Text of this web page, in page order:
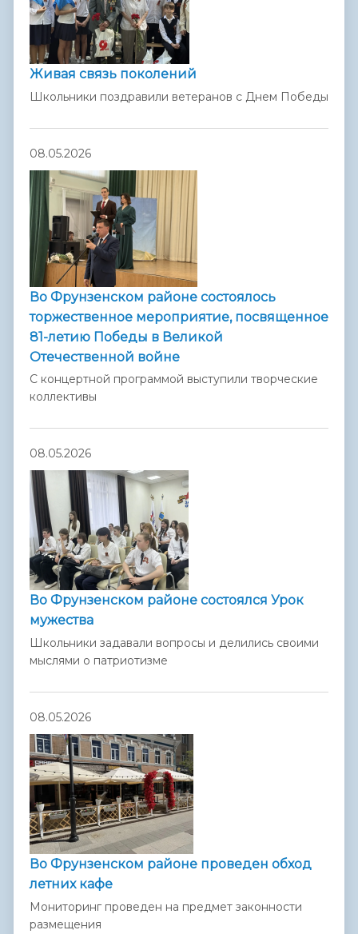
Живая связь поколений
Школьники поздравили ветеранов с Днем Победы
08.05.2026
Во Фрунзенском районе состоялось
торжественное мероприятие, посвященное
81-летию Победы в Великой
Отечественной войне
С концертной программой выступили творческие
коллективы
08.05.2026
Во Фрунзенском районе состоялся Урок
мужества
Школьники задавали вопросы и делились своими
мыслями о патриотизме
08.05.2026
Во Фрунзенском районе проведен обход
летних кафе
Мониторинг проведен на предмет законности
размещения